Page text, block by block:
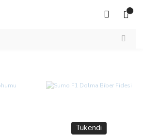
Tükendi